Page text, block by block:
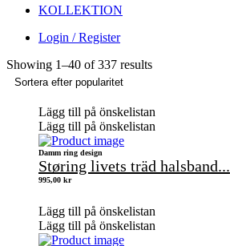
KOLLEKTION
Login / Register
Showing 1–40 of 337 results
Lägg till på önskelistan
Lägg till på önskelistan
Damm ring design
Støring livets träd halsband...
995,00 kr
Lägg till på önskelistan
Lägg till på önskelistan